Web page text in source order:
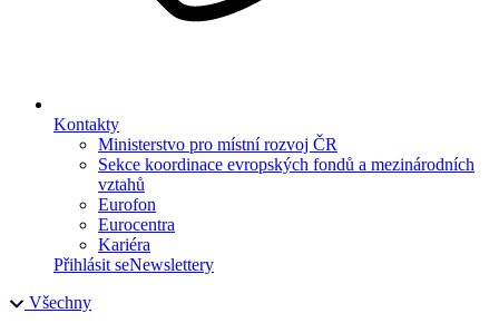
Kontakty
Ministerstvo pro místní rozvoj ČR
Sekce koordinace evropských fondů a mezinárodních
vztahů
Eurofon
Eurocentra
Kariéra
Přihlásit seNewslettery
Všechny